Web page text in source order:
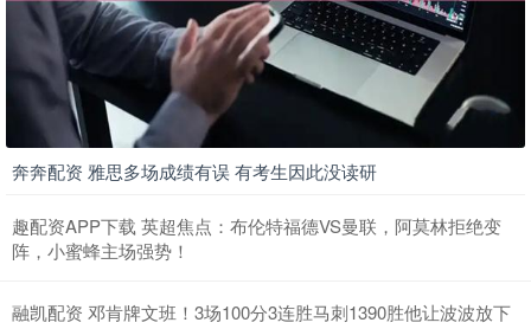
奔奔配资 雅思多场成绩有误 有考生因此没读研
趣配资APP下载 英超焦点：布伦特福德VS曼联，阿莫林拒绝变
阵，小蜜蜂主场强势！
融凯配资 邓肯牌文班！3场100分3连胜马刺1390胜他让波波放下